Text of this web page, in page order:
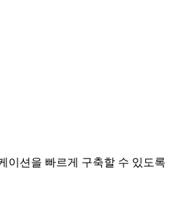
이션을 빠르게 구축할 수 있도록